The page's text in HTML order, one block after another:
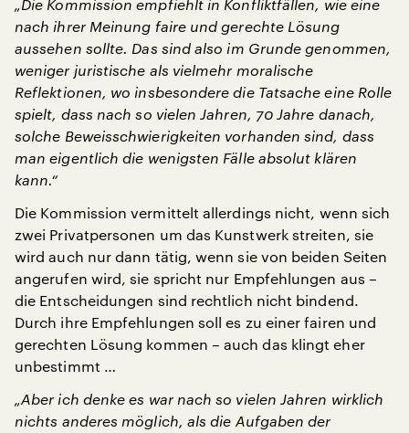
„Die Kommission empfiehlt in Konfliktfällen, wie eine
nach ihrer Meinung faire und gerechte Lösung
aussehen sollte. Das sind also im Grunde genommen,
weniger juristische als vielmehr moralische
Reflektionen, wo insbesondere die Tatsache eine Rolle
spielt, dass nach so vielen Jahren, 70 Jahre danach,
solche Beweisschwierigkeiten vorhanden sind, dass
man eigentlich die wenigsten Fälle absolut klären
kann.“
Die Kommission vermittelt allerdings nicht, wenn sich
zwei Privatpersonen um das Kunstwerk streiten, sie
wird auch nur dann tätig, wenn sie von beiden Seiten
angerufen wird, sie spricht nur Empfehlungen aus –
die Entscheidungen sind rechtlich nicht bindend.
Durch ihre Empfehlungen soll es zu einer fairen und
gerechten Lösung kommen – auch das klingt eher
unbestimmt …
„Aber ich denke es war nach so vielen Jahren wirklich
nichts anderes möglich, als die Aufgaben der